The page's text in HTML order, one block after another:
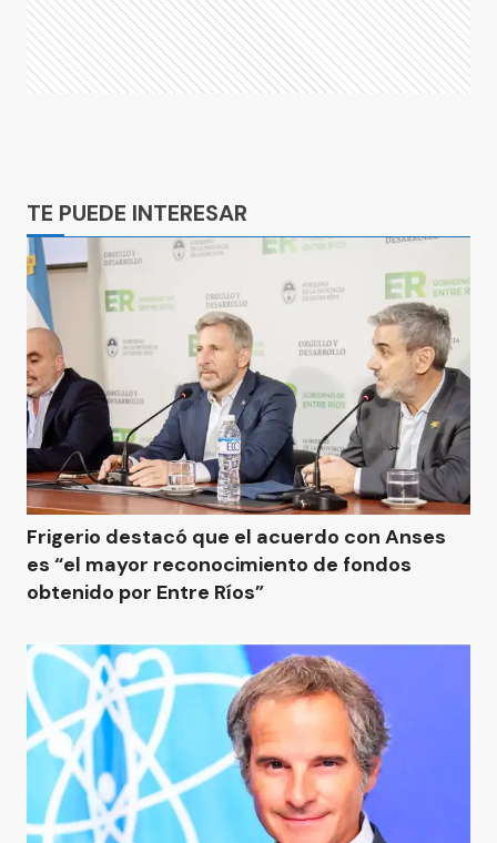
TE PUEDE INTERESAR
Frigerio destacó que el acuerdo con Anses
es “el mayor reconocimiento de fondos
obtenido por Entre Ríos”